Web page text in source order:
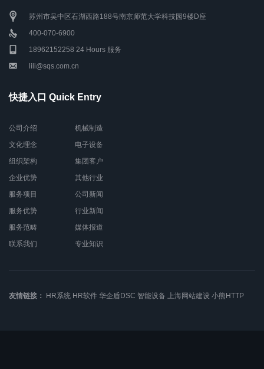
苏州市吴中区石湖西路188号南京师范大学科技园9楼D座
400-070-6900
18962152258 24 Hours 服务
lili@sqs.com.cn
快捷入口 Quick Entry
公司介绍
文化理念
组织架构
企业优势
服务项目
服务优势
服务范畴
联系我们
机械制造
电子设备
集团客户
其他行业
公司新闻
行业新闻
媒体报道
专业知识
友情链接： HR系统 HR软件 华企盾DSC 智能设备 上海网站建设 小熊HTTP